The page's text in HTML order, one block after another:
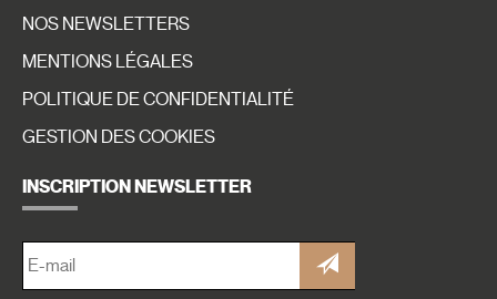
NOS NEWSLETTERS
MENTIONS LÉGALES
POLITIQUE DE CONFIDENTIALITÉ
GESTION DES COOKIES
INSCRIPTION NEWSLETTER
E-
MAIL *